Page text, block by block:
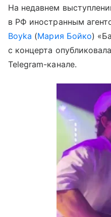
На недавнем
в РФ иностранным
Boyka (Мария Бойко)
с концерта
Telegram-канале.